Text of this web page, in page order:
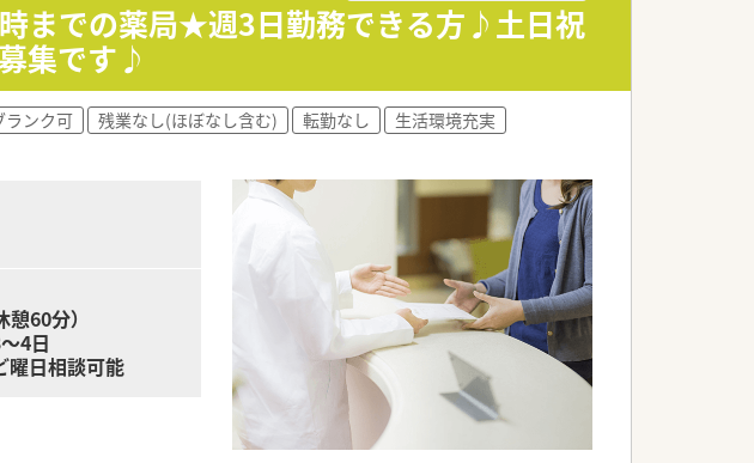
までの薬局★週3日勤務できる方♪土日祝
集です♪
ランク可 残業なし(ほぼなし含む) 転勤なし
生活環境充実
60分）
4日
日相談可能